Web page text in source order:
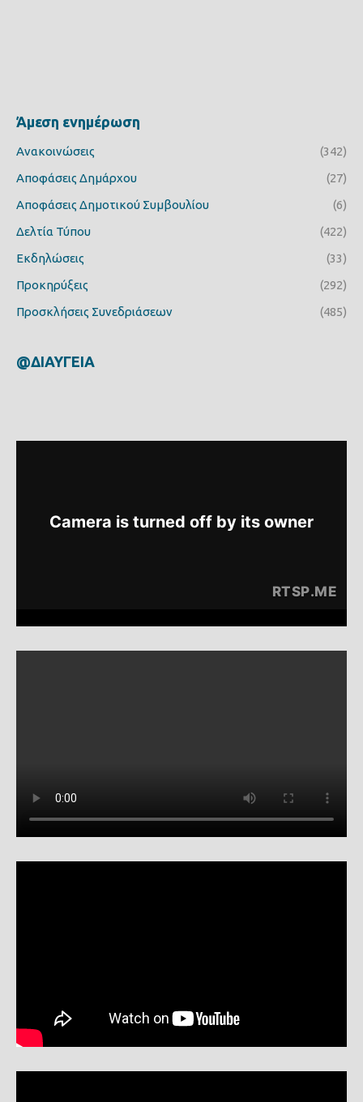
Άμεση ενημέρωση
Ανακοινώσεις
(342)
Αποφάσεις Δημάρχου
(27)
Αποφάσεις Δημοτικού Συμβουλίου
(6)
Δελτία Τύπου
(422)
Εκδηλώσεις
(33)
Προκηρύξεις
(292)
Προσκλήσεις Συνεδριάσεων
(485)
@ΔΙΑΥΓΕΙΑ